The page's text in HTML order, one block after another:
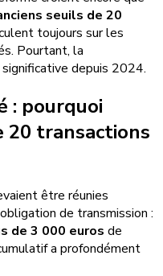
seuils de 20
toujours sur les
Pourtant, la
depuis 2024.
: pourquoi
transactions
être réunies
de transmission :
de 3 000 euros de
a profondément